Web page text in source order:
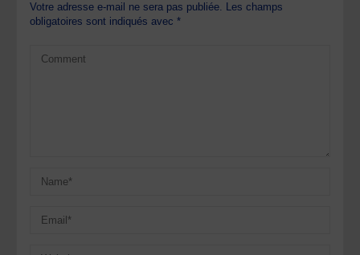
Votre adresse e-mail ne sera pas publiée. Les champs
obligatoires sont indiqués avec*